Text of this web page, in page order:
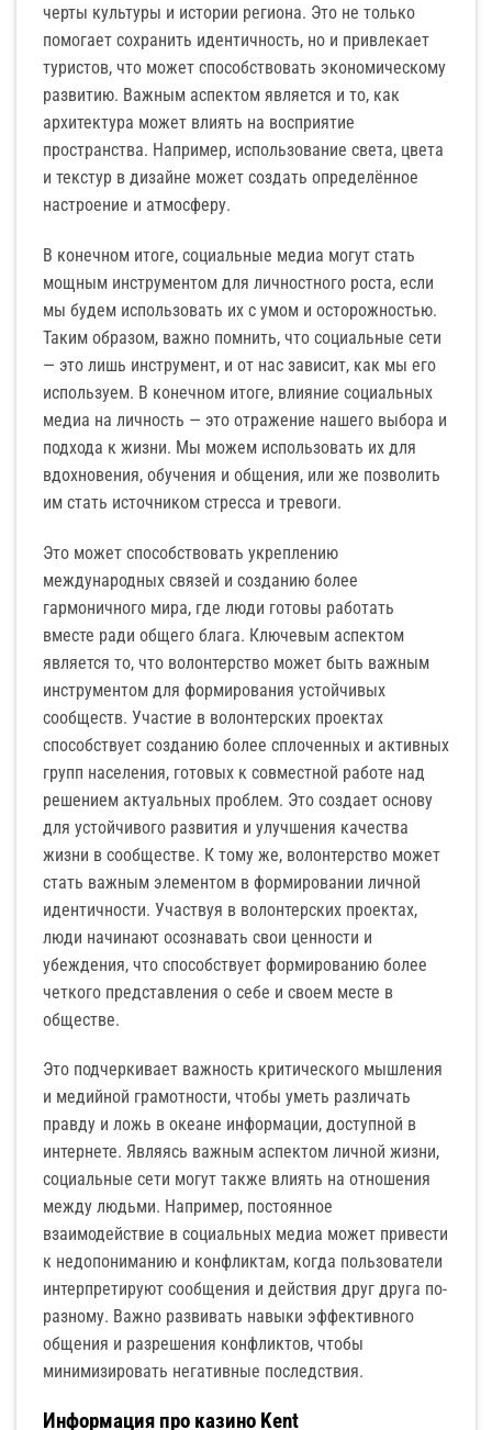
черты культуры и истории региона. Это не только
помогает сохранить идентичность, но и привлекает
туристов, что может способствовать экономическому
развитию. Важным аспектом является и то, как
архитектура может влиять на восприятие
пространства. Например, использование света, цвета
и текстур в дизайне может создать определённое
настроение и атмосферу.
В конечном итоге, социальные медиа могут стать
мощным инструментом для личностного роста, если
мы будем использовать их с умом и осторожностью.
Таким образом, важно помнить, что социальные сети
— это лишь инструмент, и от нас зависит, как мы его
используем. В конечном итоге, влияние социальных
медиа на личность — это отражение нашего выбора и
подхода к жизни. Мы можем использовать их для
вдохновения, обучения и общения, или же позволить
им стать источником стресса и тревоги.
Это может способствовать укреплению
международных связей и созданию более
гармоничного мира, где люди готовы работать
вместе ради общего блага. Ключевым аспектом
является то, что волонтерство может быть важным
инструментом для формирования устойчивых
сообществ. Участие в волонтерских проектах
способствует созданию более сплоченных и активных
групп населения, готовых к совместной работе над
решением актуальных проблем. Это создает основу
для устойчивого развития и улучшения качества
жизни в сообществе. К тому же, волонтерство может
стать важным элементом в формировании личной
идентичности. Участвуя в волонтерских проектах,
люди начинают осознавать свои ценности и
убеждения, что способствует формированию более
четкого представления о себе и своем месте в
обществе.
Это подчеркивает важность критического мышления
и медийной грамотности, чтобы уметь различать
правду и ложь в океане информации, доступной в
интернете. Являясь важным аспектом личной жизни,
социальные сети могут также влиять на отношения
между людьми. Например, постоянное
взаимодействие в социальных медиа может привести
к недопониманию и конфликтам, когда пользователи
интерпретируют сообщения и действия друг друга по-
разному. Важно развивать навыки эффективного
общения и разрешения конфликтов, чтобы
минимизировать негативные последствия.
Информация про казино Kent